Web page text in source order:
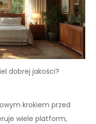
dobrej jakości?
krokiem przed
wiele platform,